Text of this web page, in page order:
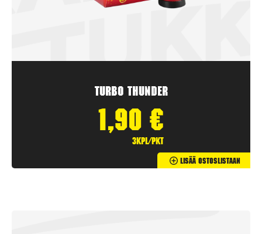
Turbo Thunder
1,90 €
3kpl/pkt
Lisää Ostoslistaan